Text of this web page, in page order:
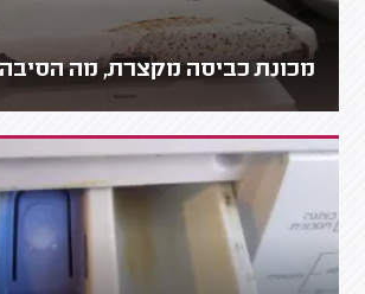
מכונת כביסה מקצרת, מה